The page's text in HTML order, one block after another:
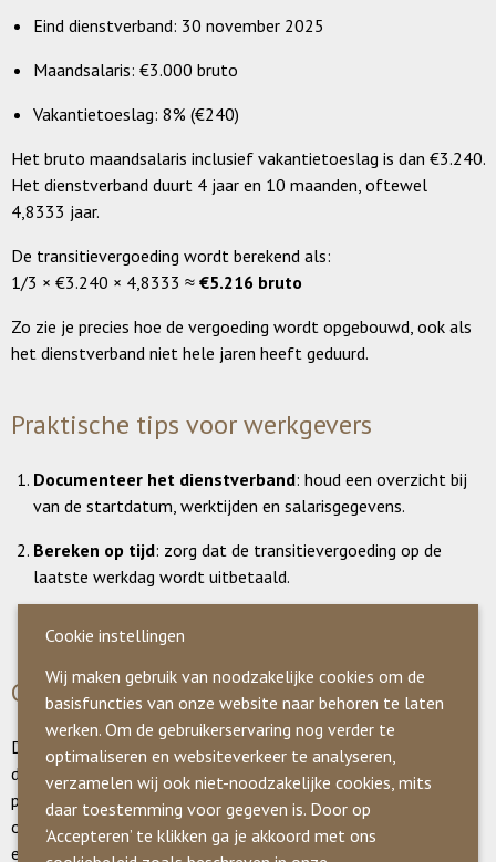
Eind dienstverband: 30 november 2025
Maandsalaris: €3.000 bruto
Vakantietoeslag: 8% (€240)
Het bruto maandsalaris inclusief vakantietoeslag is dan €3.240.
Het dienstverband duurt 4 jaar en 10 maanden, oftewel
4,8333 jaar.
De transitievergoeding wordt berekend als:
1/3 × €3.240 × 4,8333 ≈ €5.216 bruto
Zo zie je precies hoe de vergoeding wordt opgebouwd, ook als
het dienstverband niet hele jaren heeft geduurd.
Praktische tips voor werkgevers
Documenteer het dienstverband: houd een overzicht bij
van de startdatum, werktijden en salarisgegevens.
Bereken op tijd: zorg dat de transitievergoeding op de
laatste werkdag wordt uitbetaald.
correcte berekening en uitbetaling.
Conclusie
De transitievergoeding zorgt voor een soepele overgang voor
de werknemer. Met een goede administratie en eventueel
professioneel advies wordt het proces duidelijk en
overzichtelijk. Het rekenvoorbeeld laat zien dat het bedrag
exact kan worden bepaald, ook bij een dienstverband van
Cookie instellingen
Wij maken gebruik van noodzakelijke cookies om de
basisfuncties van onze website naar behoren te laten
werken. Om de gebruikerservaring nog verder te
optimaliseren en websiteverkeer te analyseren,
verzamelen wij ook niet-noodzakelijke cookies, mits
daar toestemming voor gegeven is. Door op
‘Accepteren’ te klikken ga je akkoord met ons